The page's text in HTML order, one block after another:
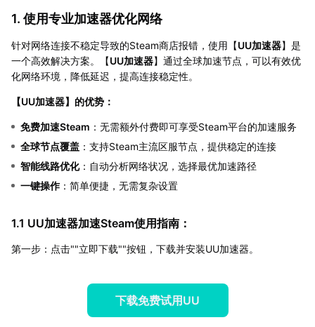
1. 使用专业加速器优化网络
针对网络连接不稳定导致的Steam商店报错，使用【UU加速器】是
一个高效解决方案。【UU加速器】通过全球加速节点，可以有效优
化网络环境，降低延迟，提高连接稳定性。
【UU加速器】的优势：
免费加速Steam ：无需额外付费即可享受Steam平台的加速服务
全球节点覆盖 ：支持Steam主流区服节点，提供稳定的连接
智能线路优化：自动分析网络状况，选择最优加速路径
一键操作：简单便捷，无需复杂设置
1.1 UU加速器加速Steam使用指南：
第一步：点击""立即下载""按钮，下载并安装UU加速器。
下载免费试用UU